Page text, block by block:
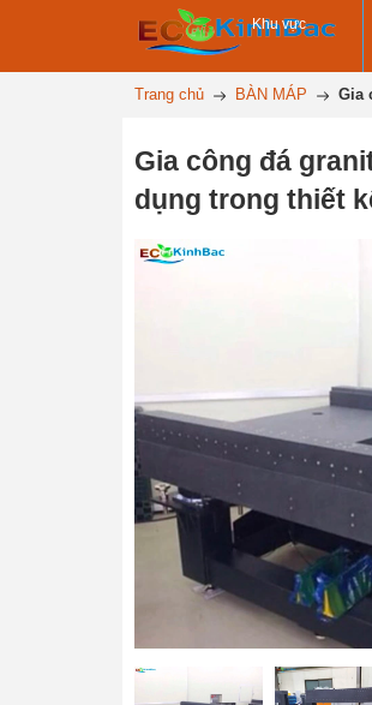
Khu vực
Trang chủ BÀN MÁP Gia
Gia công đá
dụng trong thiết